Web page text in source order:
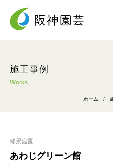
施工事例
施工事例
Works
ホーム /
修景庭園
あわじグリーン館